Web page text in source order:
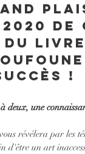
livre
!
deux, une
révélera par les
d'être un art